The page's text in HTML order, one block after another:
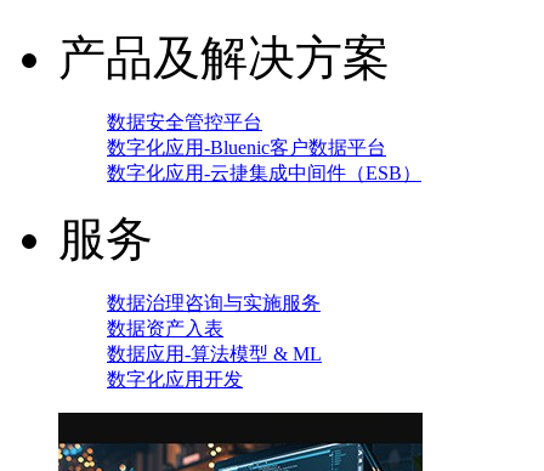
产品及解决方案
数据安全管控平台
数字化应用-Bluenic客户数据平台
数字化应用-云捷集成中间件（ESB）
服务
数据治理咨询与实施服务
数据资产入表
数据应用-算法模型 & ML
数字化应用开发